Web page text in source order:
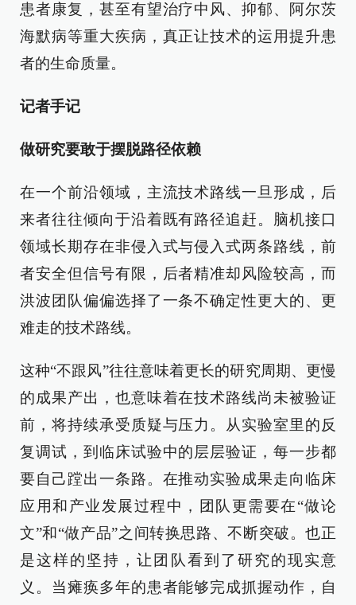
患者康复，甚至有望治疗中风、抑郁、阿尔茨
海默病等重大疾病，真正让技术的运用提升患
者的生命质量。
记者手记
做研究要敢于摆脱路径依赖
在一个前沿领域，主流技术路线一旦形成，后
来者往往倾向于沿着既有路径追赶。脑机接口
领域长期存在非侵入式与侵入式两条路线，前
者安全但信号有限，后者精准却风险较高，而
洪波团队偏偏选择了一条不确定性更大的、更
难走的技术路线。
这种“不跟风”往往意味着更长的研究周期、更慢
的成果产出，也意味着在技术路线尚未被验证
前，将持续承受质疑与压力。从实验室里的反
复调试，到临床试验中的层层验证，每一步都
要自己蹚出一条路。在推动实验成果走向临床
应用和产业发展过程中，团队更需要在“做论
文”和“做产品”之间转换思路、不断突破。也正
是这样的坚持，让团队看到了研究的现实意
义。当瘫痪多年的患者能够完成抓握动作，自